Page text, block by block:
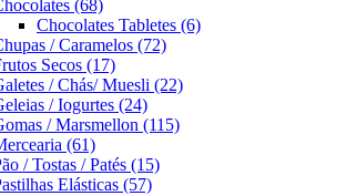
(68)
Chocolates Tabletes (6)
/ Caramelos (72)
Secos (17)
/ Chás/ Muesli (22)
/ Iogurtes (24)
/ Marsmellon (115)
(61)
/ Tostas / Patés (15)
Elásticas (57)